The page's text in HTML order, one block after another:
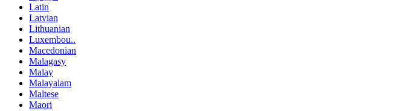
Latin
Latvian
Lithuanian
Luxembou..
Macedonian
Malagasy
Malay
Malayalam
Maltese
Maori